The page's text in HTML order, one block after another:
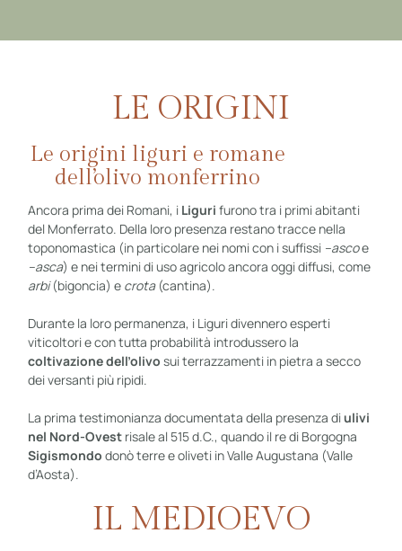
LE ORIGINI
Le origini liguri e romane
dell’olivo monferrino
Ancora prima dei Romani, i Liguri furono tra i primi abitanti
del Monferrato. Della loro presenza restano tracce nella
toponomastica (in particolare nei nomi con i suffissi –ascoe
–asca) e nei termini di uso agricolo ancora oggi diffusi, come
arbi(bigoncia) e crota(cantina).
Durante la loro permanenza, i Liguri divennero esperti
viticoltori e con tutta probabilità introdussero la
coltivazione dell’olivo sui terrazzamenti in pietra a secco
dei versanti più ripidi.
La prima testimonianza documentata della presenza diulivi
nel Nord-Ovest risale al 515 d.C., quando il re di Borgogna
Sigismondo donò terre e oliveti in Valle Augustana (Valle
d’Aosta).
IL MEDIOEVO